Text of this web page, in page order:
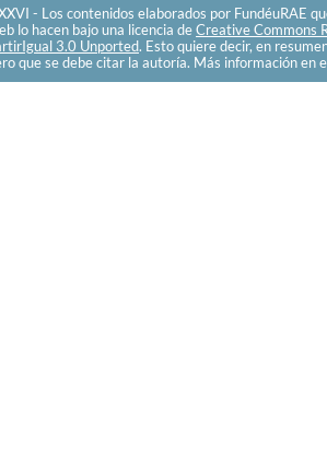
- Los contenidos elaborados por FundéuRAE
lo hacen bajo una licencia de Creative Commons
3.0 Unported. Esto quiere decir, en
que se debe citar la autoría. Más información en